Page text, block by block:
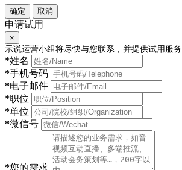
确定 取消
申请试用
×
示说运营小组将尽快与您联系，并提供试用服务
*姓名
*手机号码
*电子邮件
*职位
*单位
*微信号
*您的需求